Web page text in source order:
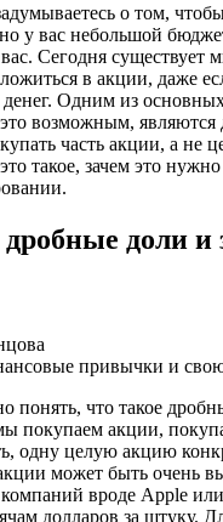
о том,
у вас небольшой
Сегодня существует
в акции, даже
Одним из
это возможным,
часть акции, а не
такое, зачем это
доли и
привычки и
понять, что такое
покупаем акции,
одну целую акцию
может быть очень
вроде Apple или
долларов за штуку.